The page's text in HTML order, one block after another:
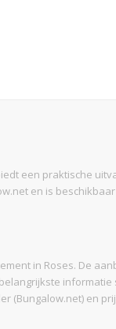
een praktische
en is beschikbaar
in Roses. De
(Bungalow.net) en